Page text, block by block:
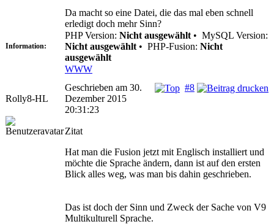
Da macht so eine Datei, die das mal eben schnell
erledigt doch mehr Sinn?
Information:
PHP Version: Nicht ausgewählt • MySQL Version:
Nicht ausgewählt • PHP-Fusion: Nicht
ausgewählt
WWW
Rolly8-HL
#8
Geschrieben am 30.
Dezember 2015
20:31:23
Zitat
Hat man die Fusion jetzt mit Englisch installiert und
möchte die Sprache ändern, dann ist auf den ersten
Blick alles weg, was man bis dahin geschrieben.
Das ist doch der Sinn und Zweck der Sache von V9
Multikulturell Sprache.